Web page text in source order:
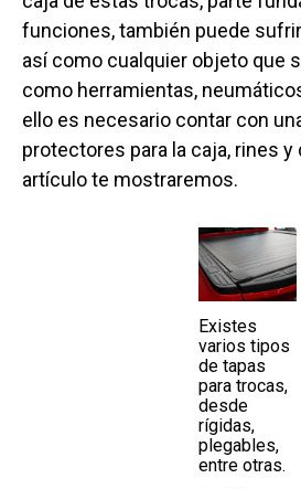
funciones, también puede
así como cualquier objeto que
como herramientas,
ello es necesario contar con
protectores para la caja, rines
artículo te mostraremos.
Existes
varios tipos
de tapas
para trocas,
desde
rígidas,
plegables,
entre otras.